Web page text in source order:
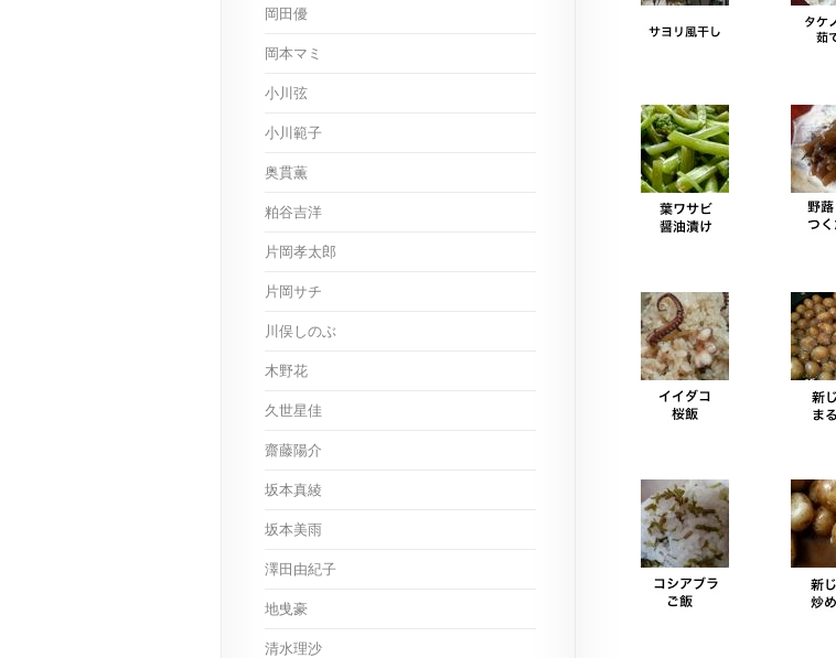
岡田優
岡本マミ
小川弦
小川範子
奥貫薫
粕谷吉洋
片岡孝太郎
片岡サチ
川俣しのぶ
木野花
久世星佳
齋藤陽介
坂本真綾
坂本美雨
澤田由紀子
地曵豪
清水理沙